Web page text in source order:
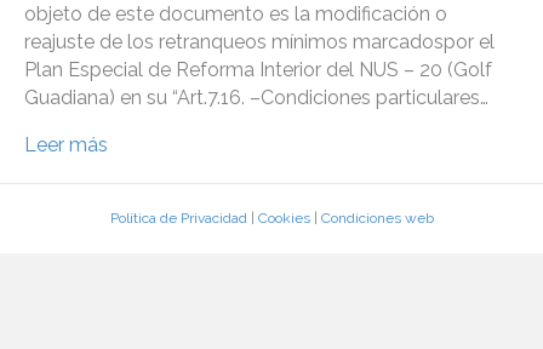
objeto de este documento es la modificación o
reajuste de los retranqueos mínimos marcadospor el
Plan Especial de Reforma Interior del NUS – 20 (Golf
Guadiana) en su “Art.7.16. –Condiciones particulares…
Leer más
Política de Privacidad| Cookies| Condiciones web